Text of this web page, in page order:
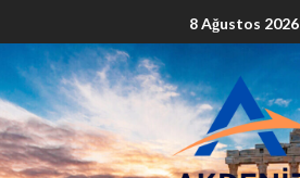
8 Ağustos 2026